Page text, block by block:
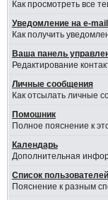
Как просмотреть все
Уведомление на е-
Как получить
Ваша панель
Редактирование
Личные сообщения
Как отсылать личные
Помошник
Полное пояснение к
Календарь
Дополнительная
Список пользователей
Пояснение к разным